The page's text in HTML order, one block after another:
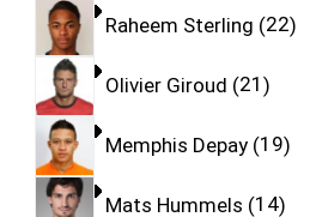
Raheem Sterling 22
Olivier Giroud 21
Memphis Depay 19
Mats Hummels 14